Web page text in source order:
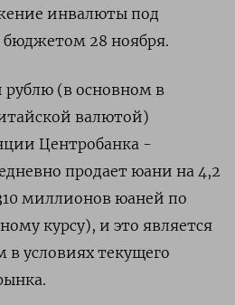
инвалюты под
бюджетом 28 ноября.
(в основном в
валютой)
Центробанка -
продает юани на 4,2
миллионов юаней по
курсу), и это является
условиях текущего